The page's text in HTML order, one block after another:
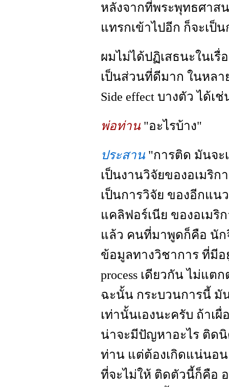
หลังจากที่พระพุทธศาส
แทรกเข้าไปอีก ก็จะเป็
ผมไม่ได้ปฏิเสธนะในเ
เป็นส่วนที่ดีมาก ในหลา
Side effect บางตัว ได้เ
พ่อท่าน "อะไรบ้าง"
ประสาน "การติด มันจ
เป็นงานวิจัยของอเมริก
เป็นการวิจัย ของอีกแน
แคลิฟอร์เนีย ของอเมริ
แล้ว คนที่มาพูดก็คือ นัก
ข้อมูลทางวิชาการ ที่มี
process เดียวกัน ไม่แต
ฉะนั้น กระบวนการนี้ มั
เท่านั้นเองนะครับ ถ้าเ
น่าจะมีปัญหาอะไร ติด
ท่าน แต่ต้องเกิดแน่นอน
ที่จะไม่ให้ ติดตัวนี้ก็คือ